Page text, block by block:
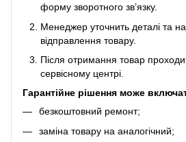
форму зворотного зв’язку.
Менеджер уточнить деталі та
відправлення товару.
Після отримання товар
сервісному центрі.
Гарантійне рішення може
безкоштовний ремонт;
заміна товару на аналогічний;